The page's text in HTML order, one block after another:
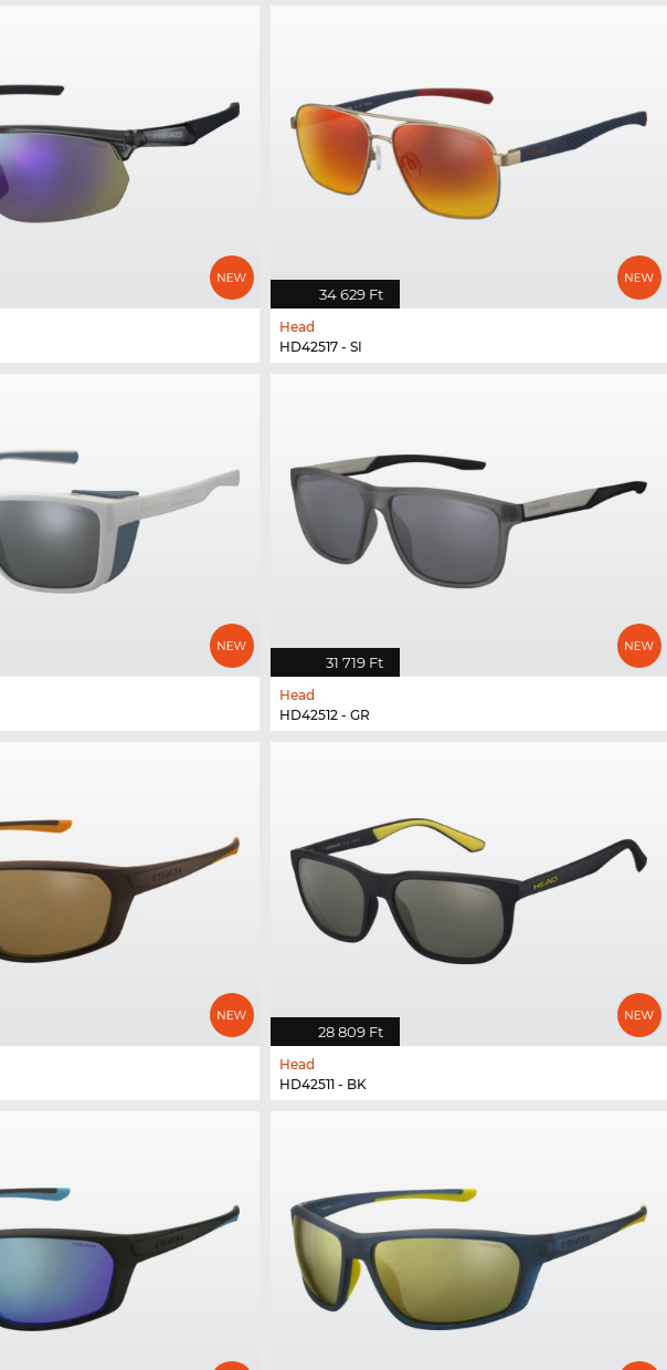
34 629 Ft
Head
HD42517 - SI
31 719 Ft
Head
HD42512 - GR
28 809 Ft
Head
HD42511 - BK